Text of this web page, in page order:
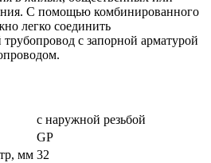
С помощью комбинированного
легко соединить
с запорной арматурой
с наружной резьбой
GP
мм 32